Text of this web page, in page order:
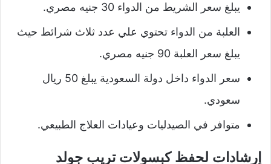
يبلغ سعر الشريط من الدواء 30 جنيه مصري.
العلبة من الدواء تحتوي علي عدد ثلاث شرائط حيث
يبلغ سعر العلبة 90 جنيه مصري.
سعر الدواء داخل دولة السعودية يبلغ 50 ريال
سعودي.
متوافر في الصيدليات وعيادات العلاج الطبيعي.
إرشادات لحفظ كبسولات تريب جولد